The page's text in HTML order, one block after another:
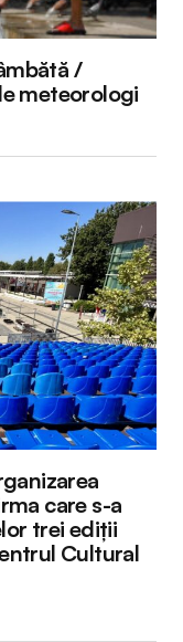
/
meteorologi
care s-a
trei ediții
Cultural